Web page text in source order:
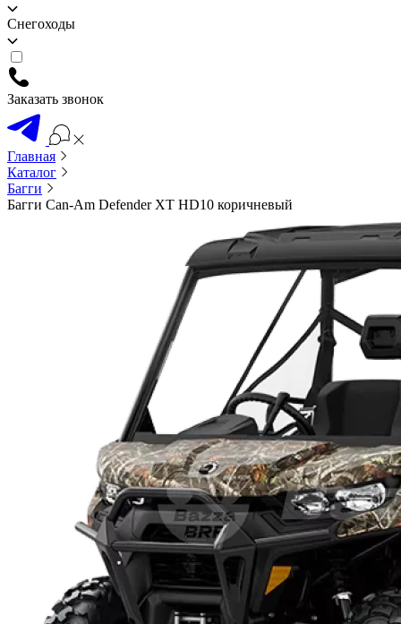
Снегоходы
Заказать звонок
Главная
Каталог
Багги
Багги Can-Am Defender XT HD10 коричневый